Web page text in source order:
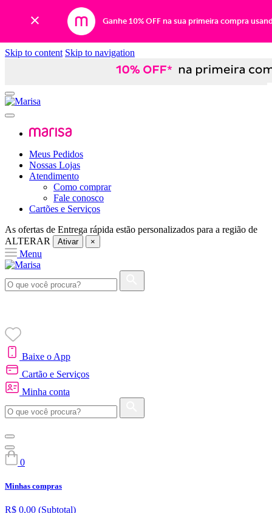
Ganhe 10% OFF na sua primeira compra
Skip to content Skip to navigation
Meus Pedidos
Nossas Lojas
Atendimento
Como comprar
Fale conosco
Cartões e Serviços
As ofertas de Entrega rápida estão personalizados para a região de
ALTERAR
Ativar ×
Menu
Baixe o App
Cartão e Serviços
Minha conta
0
Minhas compras
R$ 0,00 (Subtotal)